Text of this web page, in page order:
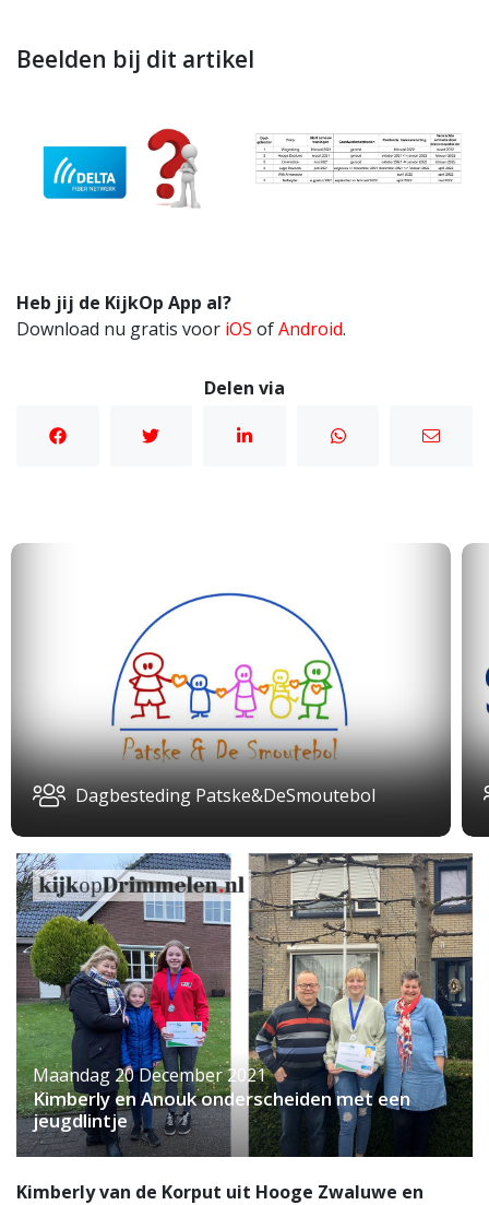
Beelden bij dit artikel
Heb jij de KijkOp App al?
Download nu gratis voor iOS ofAndroid.
Delen via
Dagbesteding Patske&DeSmoutebol
Maandag 20 December 2021
Kimberly en Anouk onderscheiden met een
jeugdlintje
Kimberly van de Korput uit Hooge Zwaluwe en